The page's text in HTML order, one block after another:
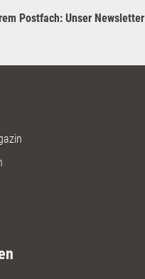
Postfach: Unser Newsletter